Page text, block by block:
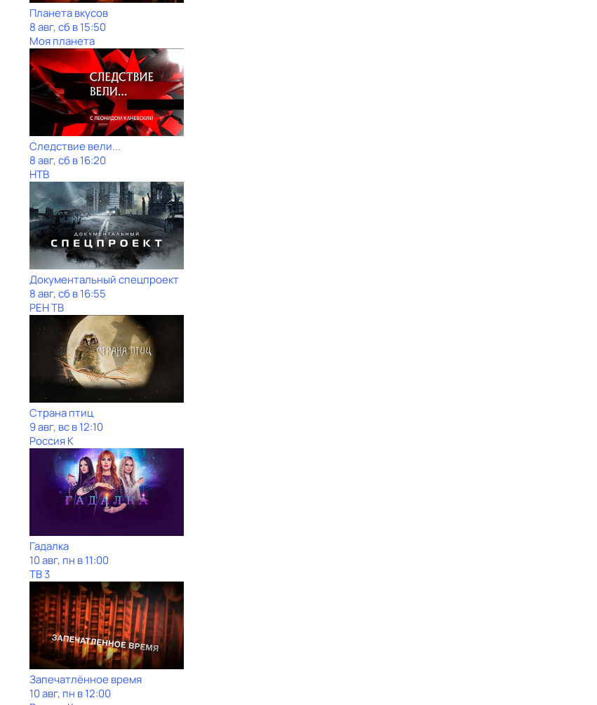
Планета вкусов
8 авг, сб в 15:50
Моя планета
Следствие вели...
8 авг, сб в 16:20
НТВ
Документальный спецпроект
8 авг, сб в 16:55
РЕН ТВ
Страна птиц
9 авг, вс в 12:10
Россия К
Гадaлкa
10 авг, пн в 11:00
ТВ 3
Запечатлённое время
10 авг, пн в 12:00